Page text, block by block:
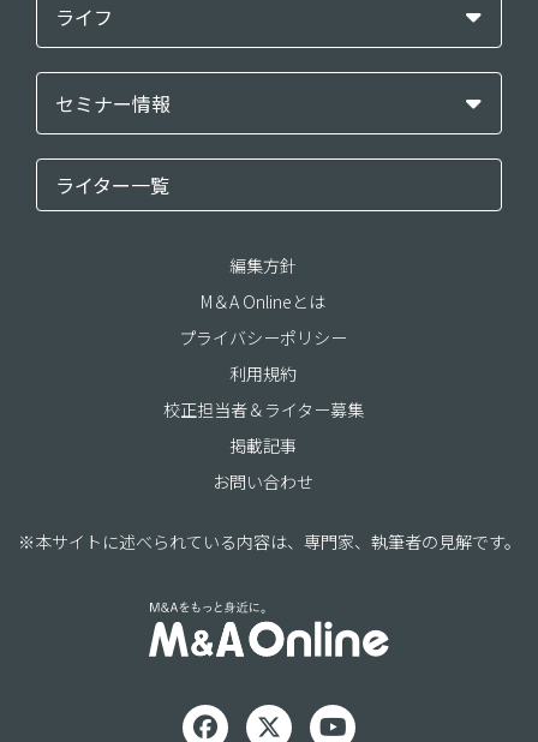
ライフ
セミナー情報
ライター一覧
編集方針
M＆A Onlineとは
プライバシーポリシー
利用規約
校正担当者＆ライター募集
掲載記事
お問い合わせ
※本サイトに述べられている内容は、専門家、執筆者の見解です。